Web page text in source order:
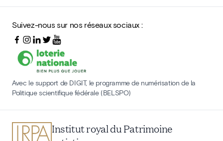
Suivez-nous sur nos réseaux sociaux :
Avec le support de DIGIT, le programme de numérisation de la
Politique scientifique fédérale (BELSPO)
Institut royal du Patrimoine